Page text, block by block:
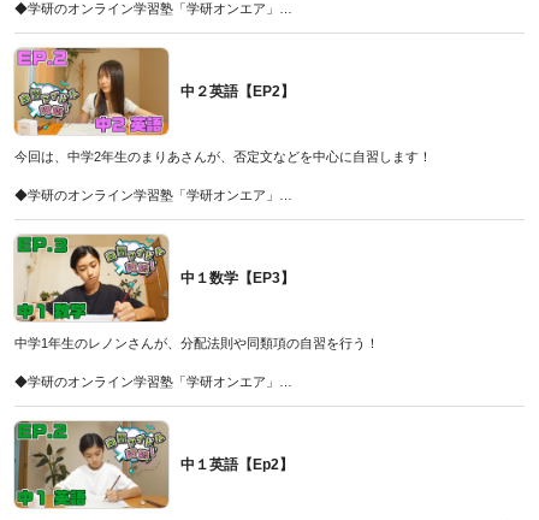
◆増田先生が監修した問題集「10分動画でスピード攻略高校入試英語」
こちら
◆学研のオンライン学習塾「学研オンエア」
◆今なら夏期講習の受付中！
こちら
◆山下先生が運営しているYoutube「学研オンエアチャンネル」
こちら
こちら
中２英語【EP2】
今回は、中学2年生のまりあさんが、否定文などを中心に自習します！
◆学研のオンライン学習塾「学研オンエア」
◆今なら夏期講習の受付中！
こちら
◆解説担当・増田先生はYouTubeチャンネル「まっすー先生の英語教室」でも英語の
勉強法や攻略動画を配信して受験生を応援中です！
こちら
こちら
中１数学【EP3】
中学1年生のレノンさんが、分配法則や同類項の自習を行う！
◆学研のオンライン学習塾「学研オンエア」
◆今なら夏期講習の受付中！
こちら
◆山下先生が運営しているYoutube「学研オンエアチャンネル」
こちら
中１英語【Ep2】